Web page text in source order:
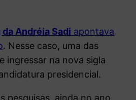
da Andréia Sadi apontava
. Nesse caso, uma das
ingressar na nova sigla
presidencial.
pesquisas, ainda no ano